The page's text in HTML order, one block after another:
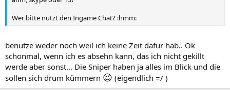
Wer bitte nutzt den Ingame Chat? :hmm:
benutze weder noch weil ich keine Zeit dafür hab.. Ok
schonmal, wenn ich es absehn kann, das ich nicht gekillt
werde aber sonst... Die Sniper haben ja alles im Blick und die
sollen sich drum kümmern 😉 (eigendlich =/ )